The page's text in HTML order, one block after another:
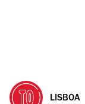
LISBOA